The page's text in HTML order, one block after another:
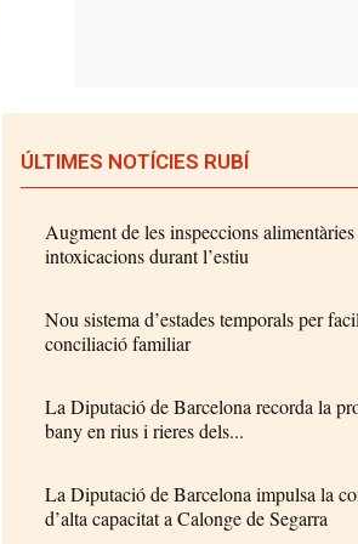
ÚLTIMES NOTÍCIES RUBÍ
Augment de les inspeccions
intoxicacions durant l’estiu
Nou sistema d’estades temporals per
conciliació familiar
La Diputació de Barcelona recorda la
bany en rius i rieres dels...
La Diputació de Barcelona impulsa la
d’alta capacitat a Calonge de Segarra